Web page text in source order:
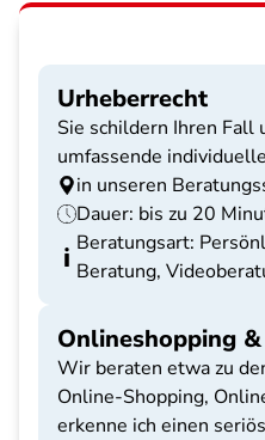
Urheberrecht
Sie schildern Ihren Fall
umfassende
in unseren
Dauer: bis zu 20
Beratungsart:
Beratung,
Onlineshopping
Wir beraten etwa zu
Online-Shopping,
erkenne ich einen